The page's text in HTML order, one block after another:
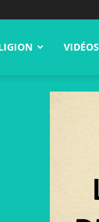
VIDÉOS